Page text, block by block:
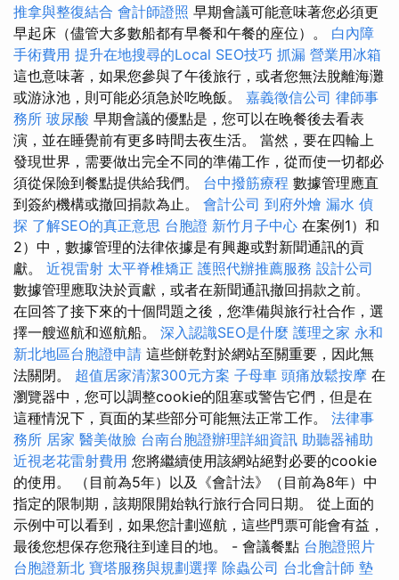
推拿與整復結合 會計師證照 早期會議可能意味著您必須更
早起床（儘管大多數船都有早餐和午餐的座位）。 白內障
手術費用 提升在地搜尋的Local SEO技巧 抓漏 營業用冰箱
這也意味著，如果您參與了午後旅行，或者您無法脫離海灘
或游泳池，則可能必須急於吃晚飯。 嘉義徵信公司 律師事
務所 玻尿酸 早期會議的優點是，您可以在晚餐後去看表
演，並在睡覺前有更多時間去夜生活。 當然，要在四輪上
發現世界，需要做出完全不同的準備工作，從而使一切都必
須從保險到餐點提供給我們。 台中撥筋療程 數據管理應直
到簽約機構或撤回捐款為止。 會計公司 到府外燴 漏水 偵
探 了解SEO的真正意思 台胞證 新竹月子中心 在案例1）和
2）中，數據管理的法律依據是有興趣或對新聞通訊的貢
獻。 近視雷射 太平脊椎矯正 護照代辦推薦服務 設計公司
數據管理應取決於貢獻，或者在新聞通訊撤回捐款之前。
在回答了接下來的十個問題之後，您準備與旅行社合作，選
擇一艘巡航和巡航船。 深入認識SEO是什麼 護理之家 永和
新北地區台胞證申請 這些餅乾對於網站至關重要，因此無
法關閉。 超值居家清潔300元方案 子母車 頭痛放鬆按摩 在
瀏覽器中，您可以調整cookie的阻塞或警告它們，但是在
這種情況下，頁面的某些部分可能無法正常工作。 法律事
務所 居家 醫美做臉 台南台胞證辦理詳細資訊 助聽器補助
近視老花雷射費用 您將繼續使用該網站絕對必要的cookie
的使用。 （目前為5年）以及《會計法》（目前為8年）中
指定的限制期，該期限開始執行旅行合同日期。 從上面的
示例中可以看到，如果您計劃巡航，這些門票可能會有益，
最後您想保存您飛往到達目的地。 - 會議餐點 台胞證照片
台胞證新北 寶塔服務與規劃選擇 除蟲公司 台北會計師 墊